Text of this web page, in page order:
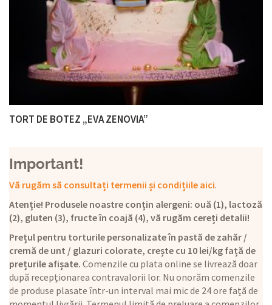
TORT DE BOTEZ „EVA ZENOVIA”
Important!
Vă rugăm să consultați termenii și condițiile aici.
Atenție! Produsele noastre conțin alergeni: ouă (1), lactoză
(2), gluten (3), fructe în coajă (4), vă rugăm cereți detalii!
Prețul pentru torturile personalizate în pastă de zahăr /
cremă de unt / glazuri colorate, crește cu 10 lei/kg față de
prețurile afișate. Comenzile cu plata online se livrează doar
după recepționarea contravalorii lor. Nu onorăm comenzile
de produse plasate într-un interval mai mic de 24 ore față de